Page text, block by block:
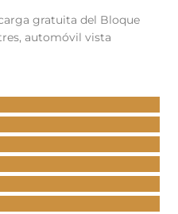
gratuita del Bloque
automóvil vista